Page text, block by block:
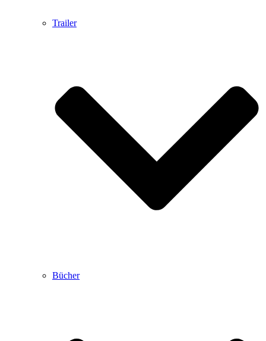
Trailer
Bücher